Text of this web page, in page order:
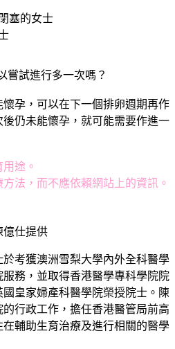
塞的女士
嘗試進行多一次嗎？
孕，可以在下一個排卵週期再作
仍未能懷孕，就可能需要作進一
途。
法，而不應依賴網站上的資訊。
仕提供
考獲澳洲雪梨大學內外全科醫學
務，並取得香港醫學專科學院院
皇家婦產科醫學院榮授院士。陳
行政工作，擔任香港醫管局前高
輔助生育治療及進行相關的醫學